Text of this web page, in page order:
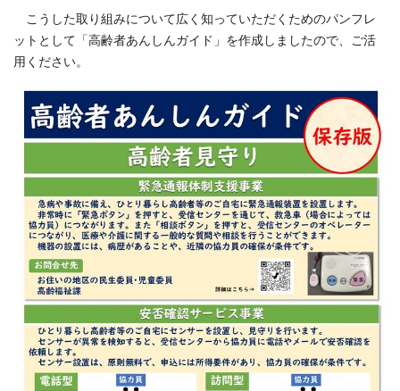
こうした取り組みについて広く知っていただくためのパンフレ
ットとして「高齢者あんしんガイド」を作成しましたので、ご活
用ください。